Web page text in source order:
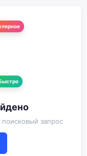
запрос